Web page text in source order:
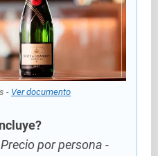
- Ver documento
por persona -